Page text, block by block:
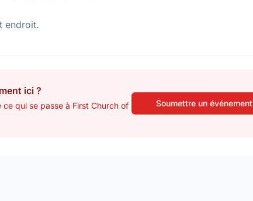
endroit.
ici ?
qui se passe à First Church of
Soumettre un événement